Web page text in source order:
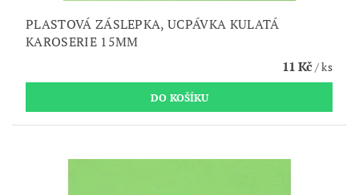
PLASTOVÁ ZÁSLEPKA, UCPÁVKA KULATÁ
KAROSERIE 15MM
11 Kč/ ks